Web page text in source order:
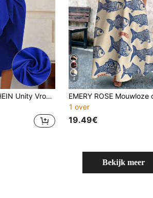
plus size elegante mode V-hals strik taille midi-jurk maxi damesoutfit
4
1 over
19.49€
Bekijk meer